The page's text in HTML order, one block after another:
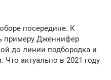
посередине. К
примеру Дженнифер
до линии подбородка и
актуально в 2021 году